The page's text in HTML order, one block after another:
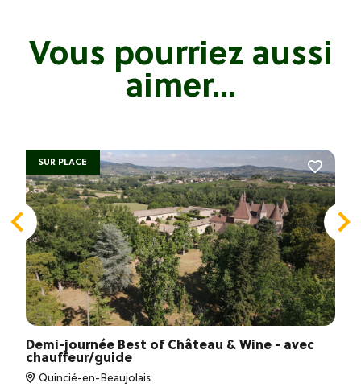
Vous pourriez aussi
aimer...
Demi-journée Best of Château & Wine - avec
chauffeur/guide
Quincié-en-Beaujolais
SUR PLACE